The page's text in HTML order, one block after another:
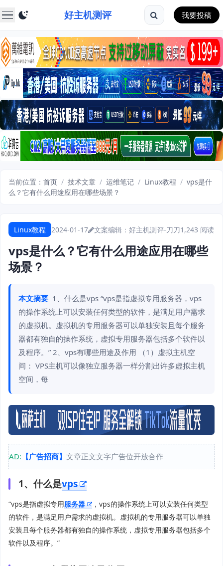
好主机测评 我要投稿
当前位置： 首页 / 技术文章 / 运维笔记 / Linux教程 / vps是什
么？它有什么用途应用在哪些场景？
Linux教程 2024-01-17 文案编辑：好主机测评-刀刀1,243 阅读
vps是什么？它有什么用途应用在哪些
场景？
本文摘要 1、什么是vps “vps是指虚拟专用服务器，vps
的操作系统上可以安装任何类型的软件，是满足用户需求
的虚拟机。虚拟机的专用服务器可以单独安装且每个服务
器都有独自的操作系统，虚拟专用服务器包括多个软件以
及程序。” 2、vps有哪些用途及作用 （1）虚拟主机空
间： VPS主机可以像独立服务器一样分割出许多虚拟主机
空间，每
AD: 【广告招商】 文章正文文字广告位开放合作
1、什么是vps
“vps是指虚拟专用服务器
，vps的操作系统上可以安装任何类型
的软件，是满足用户需求的虚拟机。虚拟机的专用服务器可以单独
安装且每个服务器都有独自的操作系统，虚拟专用服务器包括多个
软件以及程序。”